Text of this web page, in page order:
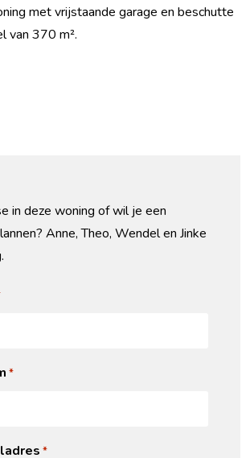
met vrijstaande garage en beschutte
van 370 m².
in deze woning of wil je een
Anne, Theo, Wendel en Jinke
*
*